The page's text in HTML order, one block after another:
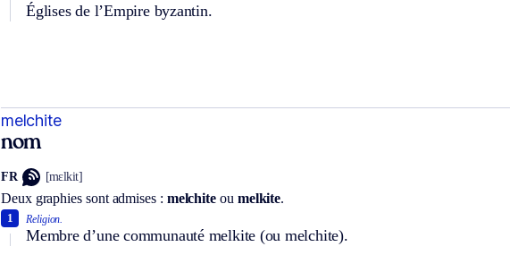
Églises de l’Empire byzantin.
melchite
nom
FR [mɛlkit]
Deux graphies sont admises : melchite ou melkite.
Religion.
Membre d’une communauté melkite (ou melchite).
1